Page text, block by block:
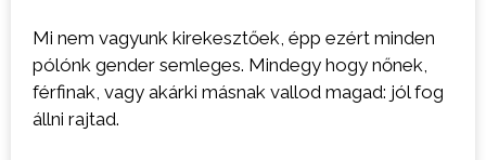
Mi nem vagyunk kirekesztőek, épp ezért minden
pólónk gender semleges. Mindegy hogy nőnek,
férfinak, vagy akárki másnak vallod magad: jól fog
állni rajtad.